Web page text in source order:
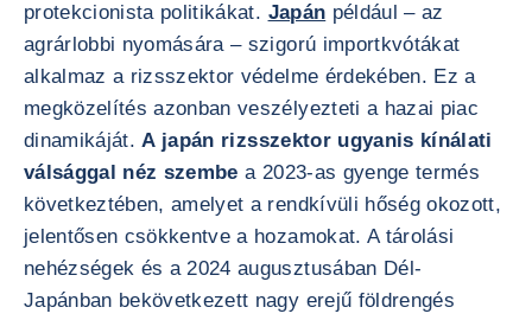
protekcionista politikákat. Japán például – az
agrárlobbi nyomására – szigorú importkvótákat
alkalmaz a rizsszektor védelme érdekében. Ez a
megközelítés azonban veszélyezteti a hazai piac
dinamikáját.A japán rizsszektor ugyanis kínálati
válsággal néz szembe a 2023-as gyenge termés
következtében, amelyet a rendkívüli hőség okozott,
jelentősen csökkentve a hozamokat. A tárolási
nehézségek és a 2024 augusztusában Dél-
Japánban bekövetkezett nagy erejű földrengés